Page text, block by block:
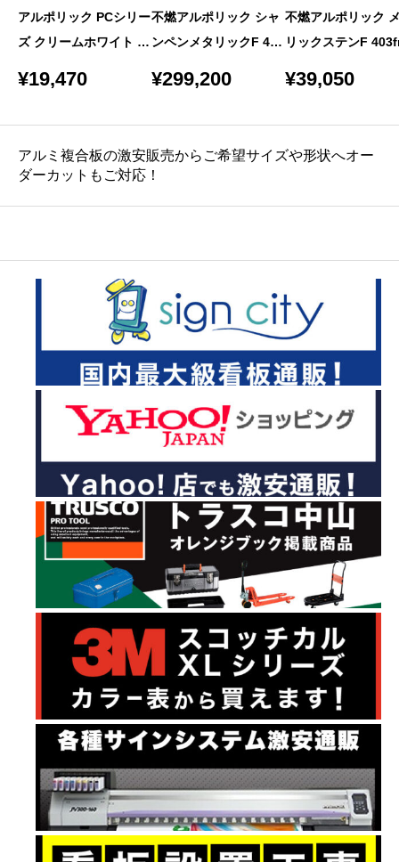
アルポリック PCシリー
ズ クリームホワイト 21
¥19,470
不燃アルポリック シャ
ンペンメタリックF 403
50 10枚
¥299,200
不燃アルポリック
リックステンF
¥39,050
アルミ複合板の激安販売からご希望サイズや形状へオー
ダーカットもご対応！